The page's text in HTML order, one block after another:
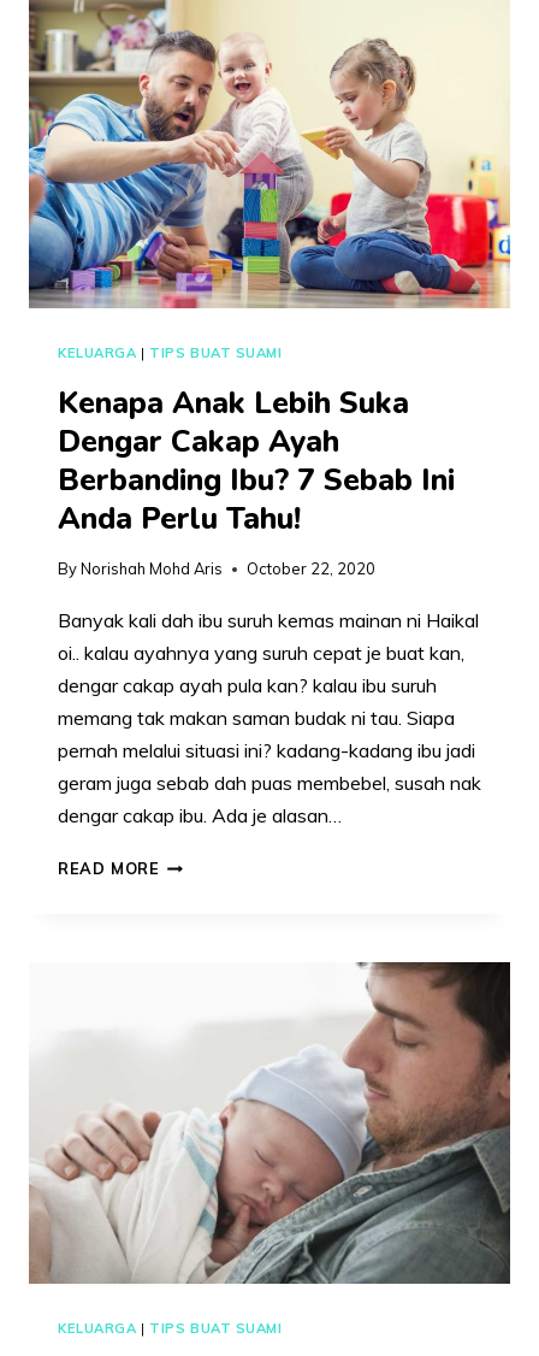
MULAKAN
DENGAN
RM50
DULU!
BRO
OHSEM
KONGSI
TIPS.
KELUARGA| TIPS BUAT SUAMI
Kenapa Anak Lebih Suka
Dengar Cakap Ayah
Berbanding Ibu? 7 Sebab Ini
Anda Perlu Tahu!
ByNorishah Mohd Aris October 22, 2020
Banyak kali dah ibu suruh kemas mainan ni Haikal
oi.. kalau ayahnya yang suruh cepat je buat kan,
dengar cakap ayah pula kan? kalau ibu suruh
memang tak makan saman budak ni tau. Siapa
pernah melalui situasi ini? kadang-kadang ibu jadi
geram juga sebab dah puas membebel, susah nak
dengar cakap ibu. Ada je alasan…
READ MORE KENAPA
BERBANDING
IBU?
7
SEBAB
ANDA
PERLU
TAHU!
KELUARGA| TIPS BUAT SUAMI